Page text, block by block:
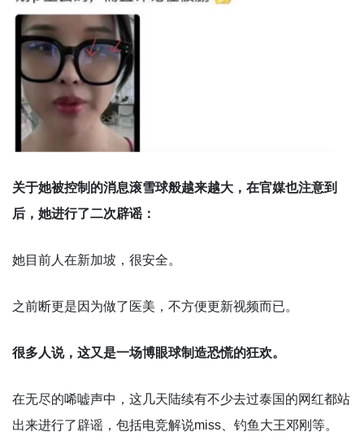
关于她被控制的消息滚雪球般越来越大，在官媒也注意到
后，她进行了二次辟谣：
她目前人在新加坡，很安全。
之前断更是因为做了医美，不方便更新视频而已。
很多人说，这又是一场博眼球制造恐慌的狂欢。
在无尽的唏嘘声中，这几天陆续有不少去过泰国的网红都站
出来进行了辟谣，包括电竞解说miss、钓鱼大王邓刚等。